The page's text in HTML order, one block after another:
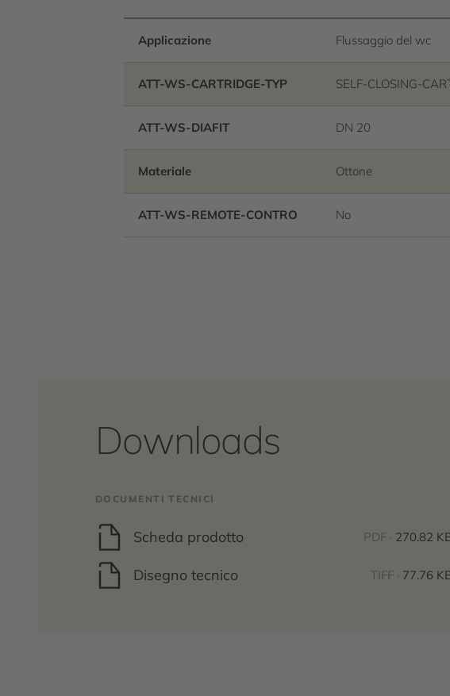
Applicazione Flussaggio del wc
ATT-WS-CARTRIDGE-TYP SELF-CLOSING-
ATT-WS-DIAFIT DN 20
Materiale Ottone
ATT-WS-REMOTE-CONTRO No
Downloads
DOCUMENTI TECNICI
Scheda prodotto PDF · 270.82
Disegno tecnico TIFF · 77.76